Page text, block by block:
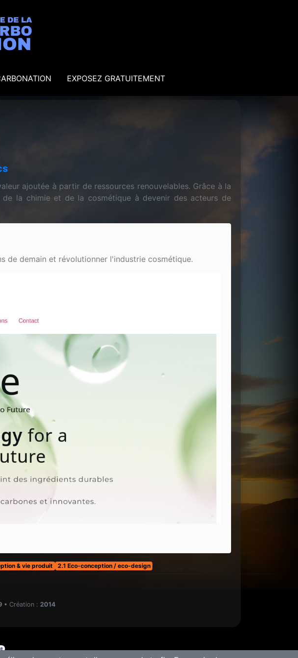
EXPOSEZ GRATUITEMENT
ajoutée à partir de ressources renouvelables. Grâce à la
la chimie et de la cosmétique à devenir des acteurs de
de demain et révolutionner l'industrie cosmétique.
& vie produit 2.1 Eco-conception / eco-design
• Création : 2014